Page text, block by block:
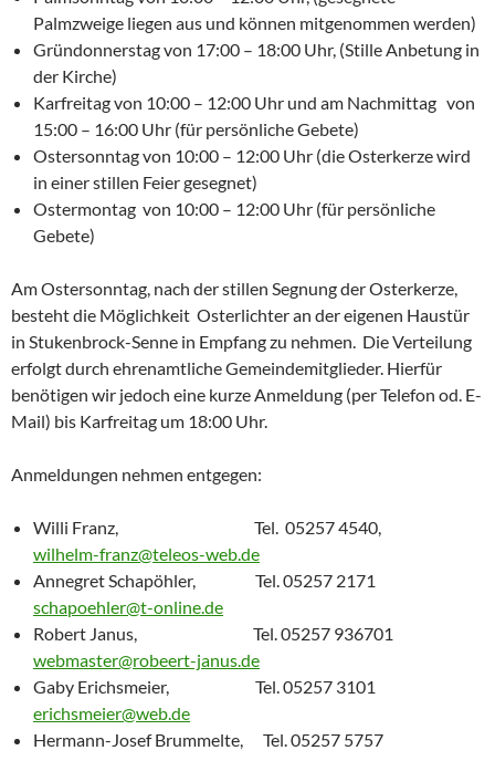
Palmzweige liegen aus und können mitgenommen werden)
Gründonnerstag von 17:00 – 18:00 Uhr, (Stille Anbetung in
der Kirche)
Karfreitag von 10:00 – 12:00 Uhr und am Nachmittag von
15:00 – 16:00 Uhr (für persönliche Gebete)
Ostersonntag von 10:00 – 12:00 Uhr (die Osterkerze wird
in einer stillen Feier gesegnet)
Ostermontag von 10:00 – 12:00 Uhr (für persönliche
Gebete)
Am Ostersonntag, nach der stillen Segnung der Osterkerze,
besteht die Möglichkeit Osterlichter an der eigenen Haustür
in Stukenbrock-Senne in Empfang zu nehmen. Die Verteilung
erfolgt durch ehrenamtliche Gemeindemitglieder. Hierfür
benötigen wir jedoch eine kurze Anmeldung (per Telefon od. E-
Mail) bis Karfreitag um 18:00 Uhr.
Anmeldungen nehmen entgegen:
Willi Franz, Tel. 05257 4540,
wilhelm-franz@teleos-web.de
Annegret Schapöhler, Tel. 05257 2171
schapoehler@t-online.de
Robert Janus, Tel. 05257 936701
webmaster@robeert-janus.de
Gaby Erichsmeier, Tel. 05257 3101
erichsmeier@web.de
Hermann-Josef Brummelte, Tel. 05257 5757